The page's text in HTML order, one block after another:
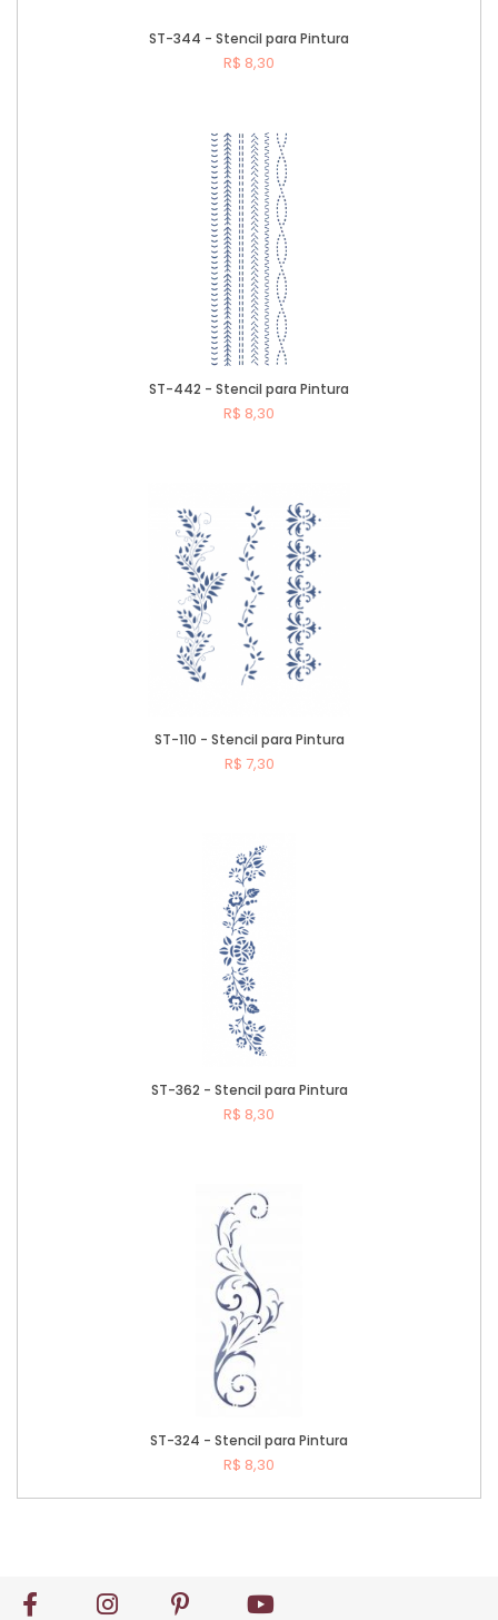
ST-344 - Stencil para Pintura
R$ 8,30
ST-442 - Stencil para Pintura
R$ 8,30
ST-110 - Stencil para Pintura
R$ 7,30
ST-362 - Stencil para Pintura
R$ 8,30
ST-324 - Stencil para Pintura
R$ 8,30